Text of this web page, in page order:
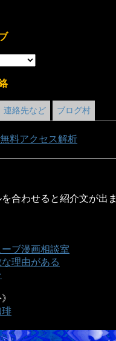
連絡先など ブログ村
無料アクセス解析
合わせると紹介文が出ま
ブ漫画相談室
理由がある
琲